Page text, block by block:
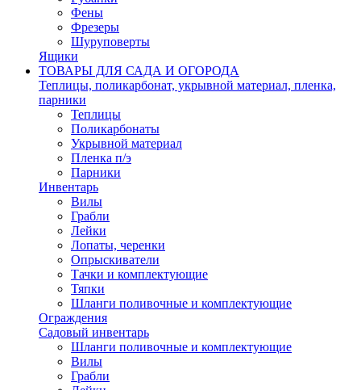
Фены
Фрезеры
Шуруповерты
Ящики
ТОВАРЫ ДЛЯ САДА И ОГОРОДА
Теплицы, поликарбонат, укрывной материал, пленка,
парники
Теплицы
Поликарбонаты
Укрывной материал
Пленка п/э
Парники
Инвентарь
Вилы
Грабли
Лейки
Лопаты, черенки
Опрыскиватели
Тачки и комплектующие
Тяпки
Шланги поливочные и комплектующие
Ограждения
Садовый инвентарь
Шланги поливочные и комплектующие
Вилы
Грабли